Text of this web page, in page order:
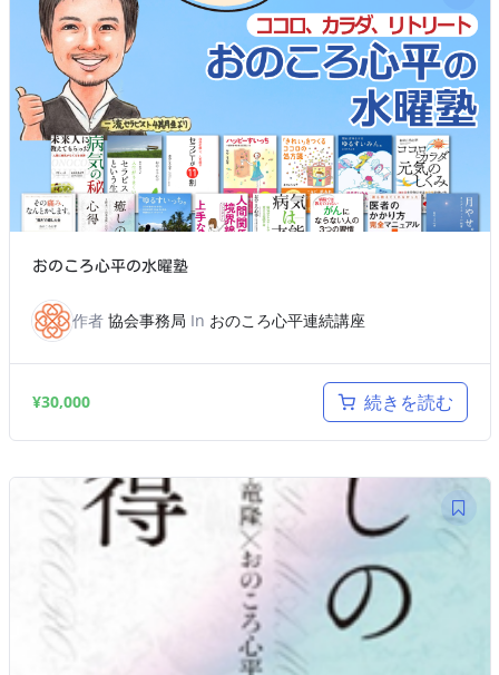
おのころ心平の水曜塾
作者 協会事務局 In おのころ心平連続講座
¥30,000 続きを読む